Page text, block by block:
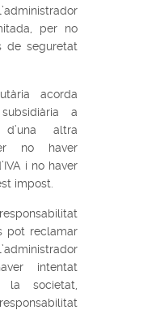
per no
de seguretat
acorda
a
d’una altra
no haver
i no haver
impost.
pot reclamar
intentat
la societat,